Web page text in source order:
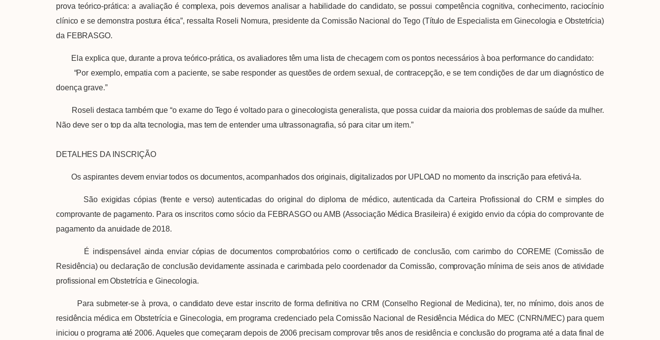
prova teórico-prática: a avaliação é complexa, pois devemos analisar a habilidade do candidato, se possui competência cognitiva, conhecimento, raciocínio
clínico e se demonstra postura ética”, ressalta Roseli Nomura, presidente da Comissão Nacional do Tego (Título de Especialista em Ginecologia e Obstetrícia)
da FEBRASGO.
Ela explica que, durante a prova teórico-prática, os avaliadores têm uma lista de checagem com os pontos necessários à boa performance do candidato:
“Por exemplo, empatia com a paciente, se sabe responder as questões de ordem sexual, de contracepção, e se tem condições de dar um diagnóstico de
doença grave.”
Roseli destaca também que “o exame do Tego é voltado para o ginecologista generalista, que possa cuidar da maioria dos problemas de saúde da mulher.
Não deve ser o top da alta tecnologia, mas tem de entender uma ultrassonagrafia, só para citar um item.”
DETALHES DA INSCRIÇÃO
Os aspirantes devem enviar todos os documentos, acompanhados dos originais, digitalizados por UPLOAD no momento da inscrição para efetivá-la.
São exigidas cópias (frente e verso) autenticadas do original do diploma de médico, autenticada da Carteira Profissional do CRM e simples do
comprovante de pagamento. Para os inscritos como sócio da FEBRASGO ou AMB (Associação Médica Brasileira) é exigido envio da cópia do comprovante de
pagamento da anuidade de 2018.
É indispensável ainda enviar cópias de documentos comprobatórios como o certificado de conclusão, com carimbo do COREME (Comissão de
Residência) ou declaração de conclusão devidamente assinada e carimbada pelo coordenador da Comissão, comprovação mínima de seis anos de atividade
profissional em Obstetrícia e Ginecologia.
Para submeter-se à prova, o candidato deve estar inscrito de forma definitiva no CRM (Conselho Regional de Medicina), ter, no mínimo, dois anos de
residência médica em Obstetrícia e Ginecologia, em programa credenciado pela Comissão Nacional de Residência Médica do MEC (CNRN/MEC) para quem
iniciou o programa até 2006. Aqueles que começaram depois de 2006 precisam comprovar três anos de residência e conclusão do programa até a data final de